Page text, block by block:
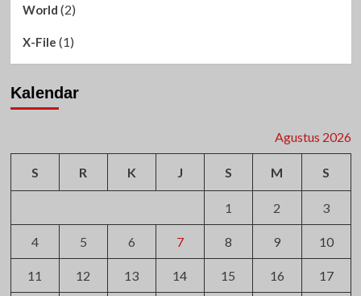
World (2)
X-File (1)
Kalendar
Agustus 2026
S R K J S M S
1 2 3
4 5 6 7 8 9 10
11 12 13 14 15 16 17